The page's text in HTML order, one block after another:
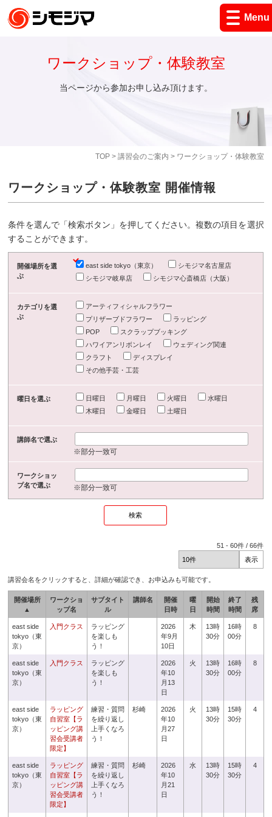
Menu
TOP> 講習会のご案内 > ワークショップ・体験教室
ワークショップ・体験教室
当ページから参加お申し込み頂けます。
ワークショップ・体験教室 開催情報
条件を選んで「検索ボタン」を押してください。複数の項目を選択
することができます。
開催場所を選
ぶ
east side tokyo（東京）
シモジマ名古屋店
シモジマ岐阜店
シモジマ心斎橋店（大阪）
カテゴリを選
ぶ
アーティフィシャルフラワー
プリザーブドフラワー
ラッピング
POP
スクラップブッキング
ハワイアンリボンレイ
ウェディング関連
クラフト
ディスプレイ
その他手芸・工芸
曜日を選ぶ 日曜日 月曜日 火曜日
水曜日
木曜日
金曜日 土曜日
講師名で選ぶ
※部分一致可
ワークショッ
プ名で選ぶ
※部分一致可
51 -60件 /66件
講習会名をクリックすると、詳細が確認でき、お申込みも可能です。
開催場所
▲
ワークショ
ップ名
サブタイト
ル
講師名
開催
日時
曜
日
開始
時間
終了
時間
残
席
east side
tokyo（東
京）
入門クラス
ラッピング
を楽しも
う！
2026
年9月
10日
木
13時
30分
16時
00分
8
east side
tokyo（東
京）
入門クラス
ラッピング
を楽しも
う！
2026
年10
月13
日
火
13時
30分
16時
00分
8
east side
tokyo（東
京）
ラッピング
自習室【ラ
ッピング講
習会受講者
限定】
練習・質問
を繰り返し
上手くなろ
う！
杉崎
2026
年10
月27
日
火
13時
30分
15時
30分
4
east side
tokyo（東
京）
ラッピング
自習室【ラ
ッピング講
習会受講者
限定】
練習・質問
を繰り返し
上手くなろ
う！
杉崎
2026
年10
月21
日
水
13時
30分
15時
30分
4